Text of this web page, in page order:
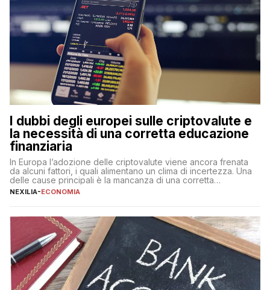
I dubbi degli europei sulle criptovalute e
la necessità di una corretta educazione
finanziaria
In Europa l’adozione delle criptovalute viene ancora frenata
da alcuni fattori, i quali alimentano un clima di incertezza. Una
delle cause principali è la mancanza di una corretta
educazione finanziaria, che impedisce ad una larga parte della
sulle criptovalute: […]
NEXILIA-ECONOMIA